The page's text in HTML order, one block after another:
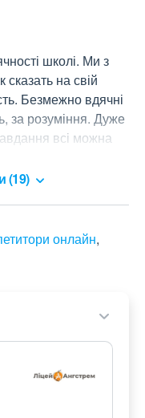
школі. Ми з
сказать на свій
Безмежно вдячні
за розуміння. Дуже
всі можна
(19)
онлайн,